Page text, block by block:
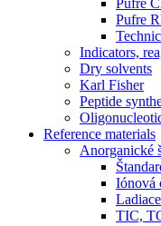
Pufre
Pufre
Indicators,
Dry solvents
Karl Fisher
Peptide
Reference materials
Anorganické
Iónová
TIC,